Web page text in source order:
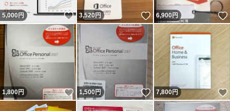
5,000円 いいね！
3,520円 いいね！
6,900円
1,800円 いいね！
1,500円 いいね！
7,800円